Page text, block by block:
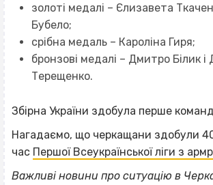
золоті медалі – Єлизавета
Бубело;
срібна медаль – Кароліна Гиря;
бронзові медалі – Дмитро Білик і
Терещенко.
Збірна України здобула перше
Нагадаємо, що черкащани здобули
час Першої Всеукраїнської ліги з
Важливі новини про ситуацію в